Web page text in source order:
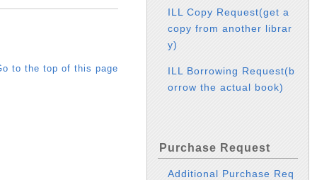
to the top of this page
ILL Copy Request(get a
copy from another librar
y)
ILL Borrowing Request(b
orrow the actual book)
Purchase Request
Additional Purchase Req